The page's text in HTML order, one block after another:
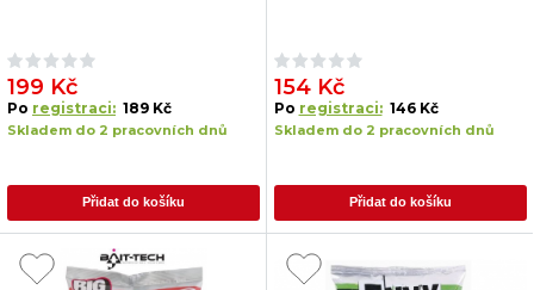
199 Kč
Po registraci: 189 Kč
Skladem do 2 pracovních dnů
Přidat do košíku
154 Kč
Po registraci: 146 Kč
Skladem do 2 pracovních dnů
Přidat do košíku